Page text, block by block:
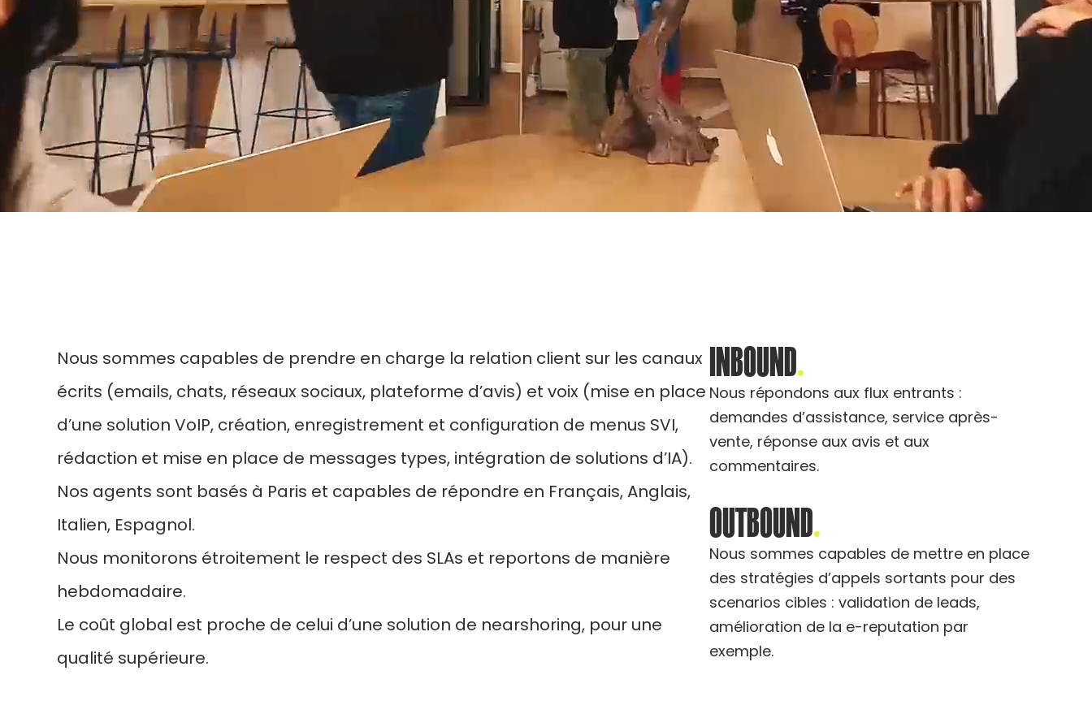
Nous sommes capables de prendre en charge la relation client sur les canaux
écrits (emails, chats, réseaux sociaux, plateforme d’avis) et voix (mise en place
d’une solution VoIP, création, enregistrement et configuration de menus SVI,
rédaction et mise en place de messages types, intégration de solutions d’IA).
Nos agents sont basés à Paris et capables de répondre en Français, Anglais,
Italien, Espagnol.
Nous monitorons étroitement le respect des SLAs et reportons de manière
hebdomadaire.
Le coût global est proche de celui d’une solution de nearshoring, pour une
qualité supérieure.
INBOUND.
Nous répondons aux flux entrants :
demandes d’assistance, service après-
vente, réponse aux avis et aux
commentaires.
OUTBOUND.
Nous sommes capables de mettre en place
des stratégies d’appels sortants pour des
scenarios cibles : validation de leads,
amélioration de la e-reputation par
exemple.